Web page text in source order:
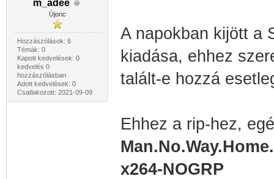
m_adee
Újonc
Hozzászólások: 6
Témák: 0
Kapott kedvelések: 0
kedvelés 0
hozzászólásban
Adott kedvelések: 0
Csatlakozott: 2021-09-09
A napokban kijött a
kiadása, ehhez
talált-e hozzá
Ehhez a rip-hez,
x264-NOGRP